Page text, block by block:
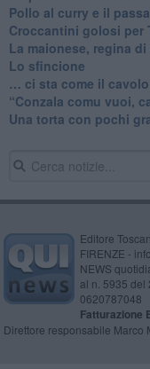
​Pollo al curry e il
Croccantini golosi per
La maionese, regina
Lo sfincione
​… ci sta come il cavolo
“Conzala comu vuoi,
​Una torta con pochi
Editore
FIRENZE -
NEWS
al n. 5935 del
0620787048
Fatturazione
Direttore responsabile Marco